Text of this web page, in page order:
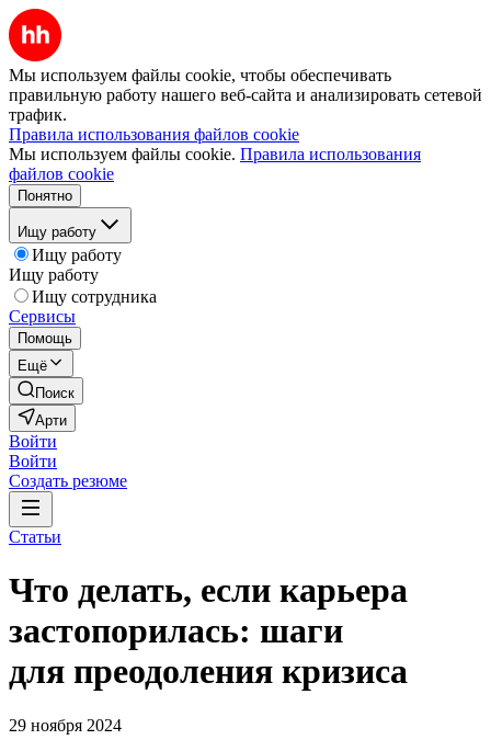
Мы используем файлы cookie, чтобы обеспечивать
правильную работу нашего веб-сайта и анализировать сетевой
трафик.
Правила использования файлов cookie
Мы используем файлы cookie. Правила использования
файлов cookie
Понятно
Ищу работу
Ищу работу
Ищу работу
Ищу сотрудника
Сервисы
Помощь
Ещё
Поиск
Арти
Войти
Войти
Создать резюме
Статьи
Что делать, если карьера
застопорилась: шаги
для преодоления кризиса
29 ноября 2024